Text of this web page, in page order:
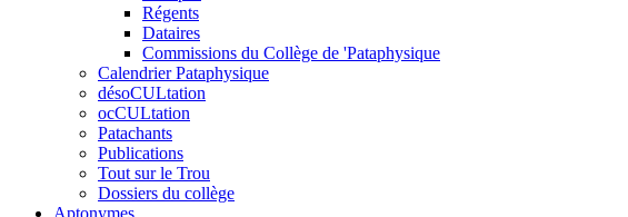
Régents
Dataires
Commissions du Collège de 'Pataphysique
Calendrier Pataphysique
désoCULtation
ocCULtation
Patachants
Publications
Tout sur le Trou
Dossiers du collège